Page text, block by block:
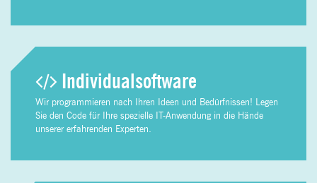
Individual­software
Wir programmieren nach Ihren Ideen und Bedürfnissen! Legen
Sie den Code für Ihre spezielle IT-Anwendung in die Hände
unserer erfahrenden Experten.